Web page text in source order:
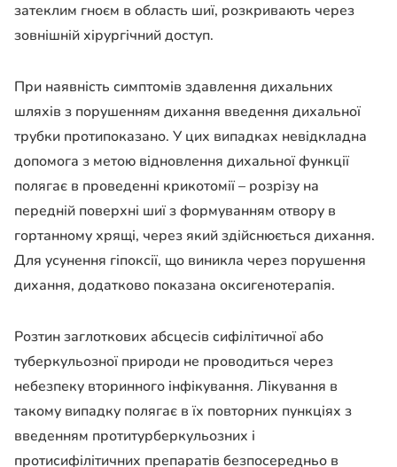
затеклим гноєм в область шиї, розкривають через
зовнішній хірургічний доступ.
При наявність симптомів здавлення дихальних
шляхів з порушенням дихання введення дихальної
трубки протипоказано. У цих випадках невідкладна
допомога з метою відновлення дихальної функції
полягає в проведенні крикотомії – розрізу на
передній поверхні шиї з формуванням отвору в
гортанному хрящі, через який здійснюється дихання.
Для усунення гіпоксії, що виникла через порушення
дихання, додатково показана оксигенотерапія.
Розтин заглоткових абсцесів сифілітичної або
туберкульозної природи не проводиться через
небезпеку вторинного інфікування. Лікування в
такому випадку полягає в їх повторних пункціях з
введенням протитурберкульозних і
протисифілітичних препаратів безпосередньо в